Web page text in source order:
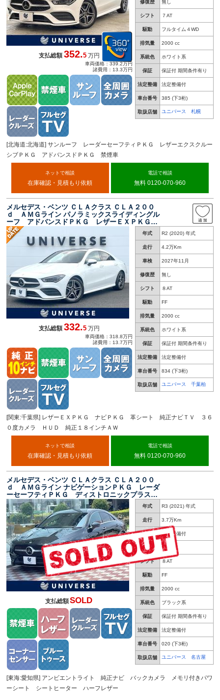
修復歴 無し
シフト ７AT
駆動 フルタイム４WD
排気量 2000 cc
系統色 ホワイト系
保証 保証付 期間条件有り
法定整備 法定整備付
車台番号 385 (下3桁)
取扱店舗 ユニバース 札幌
支払総額352.5 万円
車両価格：339.2万円
諸費用：13.3万円
[北海道:北海道] サンルーフ レーダーセーフティＰＫＧ レザーエクスクルー
シブＰＫＧ アドバンスドＰＫＧ 禁煙車
ネットで相談
在庫確認・見積もり依頼
電話で相談
無料 0120-070-960
メルセデス・ベンツ ＣＬＡクラス ＣＬＡ２００
ｄ ＡＭＧライン パノラミックスライディングル
ーフ アドバンスドＰＫＧ レザーＥＸＰＫＧ
ナビＰＫＧ 革シート 純正ナビＴＶ ３６０度
カメラ ＨＵＤ アクティブレーンチェンジング
アシスト シートヒーター ＥＴＣ 禁煙車
年式 R2 (2020) 年式
走行 4.2万Km
車検 2027年11月
修復歴 無し
シフト ８AT
駆動 FF
排気量 2000 cc
系統色 ホワイト系
保証 保証付 期間条件有り
法定整備 法定整備付
車台番号 834 (下3桁)
取扱店舗 ユニバース 千葉柏
支払総額332.5 万円
車両価格：318.8万円
諸費用：13.7万円
[関東:千葉県] レザーＥＸＰＫＧ ナビＰＫＧ 革シート 純正ナビＴＶ ３６
０度カメラ ＨＵＤ 純正１８インチＡＷ
ネットで相談
在庫確認・見積もり依頼
電話で相談
無料 0120-070-960
メルセデス・ベンツ ＣＬＡクラス ＣＬＡ２００
ｄ ＡＭＧライン ナビゲーションＰＫＧ レーダ
ーセーフティＰＫＧ ディストロニックプラス
アンビエントライト 純正ナビ バックカメラ
メモリ付きパワーシート シートヒーター ハー
フレザー キーレスゴー 禁煙車 ＥＴＣ
年式 R3 (2021) 年式
走行 3.7万Km
車検 車検整備付
修復歴 無し
シフト ８AT
駆動 FF
排気量 2000 cc
系統色 ブラック系
保証 保証付 期間条件有り
法定整備 法定整備付
車台番号 020 (下3桁)
取扱店舗 ユニバース 名古屋
支払総額SOLD
[東海:愛知県] アンビエントライト 純正ナビ バックカメラ メモリ付きパワ
ーシート シートヒーター ハーフレザー